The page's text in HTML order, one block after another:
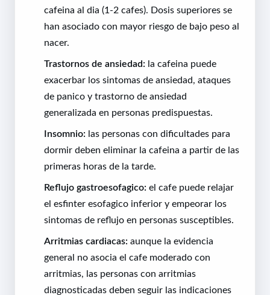
cafeina al dia (1-2 cafes). Dosis superiores se
han asociado con mayor riesgo de bajo peso al
nacer.
Trastornos de ansiedad: la cafeina puede
exacerbar los sintomas de ansiedad, ataques
de panico y trastorno de ansiedad
generalizada en personas predispuestas.
Insomnio: las personas con dificultades para
dormir deben eliminar la cafeina a partir de las
primeras horas de la tarde.
Reflujo gastroesofagico: el cafe puede relajar
el esfinter esofagico inferior y empeorar los
sintomas de reflujo en personas susceptibles.
Arritmias cardiacas: aunque la evidencia
general no asocia el cafe moderado con
arritmias, las personas con arritmias
diagnosticadas deben seguir las indicaciones